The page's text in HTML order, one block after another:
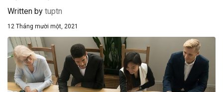
Written by tuptn
12 Tháng mười một, 2021